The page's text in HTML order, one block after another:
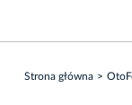
Strona główna